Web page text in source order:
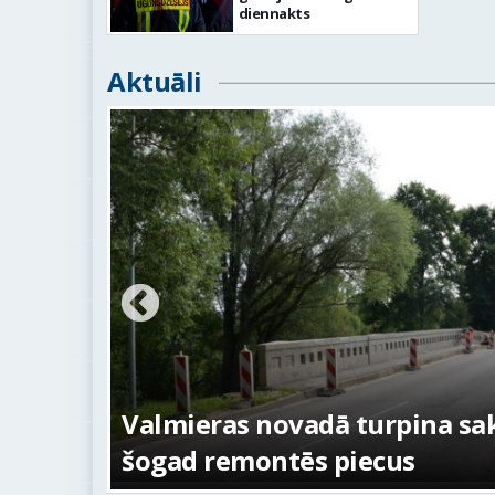
diennakts
Aktuāli
Valmieras novadā turpina
šogad remontēs piecus